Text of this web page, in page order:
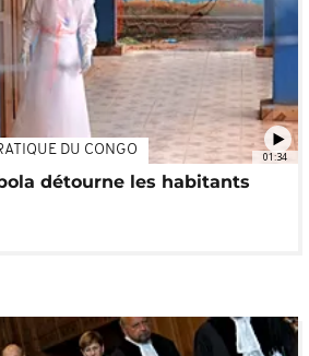
01:34
DU CONGO
détourne les habitants